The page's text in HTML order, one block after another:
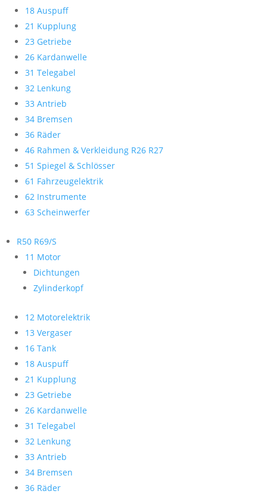
18 Auspuff
21 Kupplung
23 Getriebe
26 Kardanwelle
31 Telegabel
32 Lenkung
33 Antrieb
34 Bremsen
36 Räder
46 Rahmen & Verkleidung R26 R27
51 Spiegel & Schlösser
61 Fahrzeugelektrik
62 Instrumente
63 Scheinwerfer
R50 R69/S
11 Motor
Dichtungen
Zylinderkopf
12 Motorelektrik
13 Vergaser
16 Tank
18 Auspuff
21 Kupplung
23 Getriebe
26 Kardanwelle
31 Telegabel
32 Lenkung
33 Antrieb
34 Bremsen
36 Räder